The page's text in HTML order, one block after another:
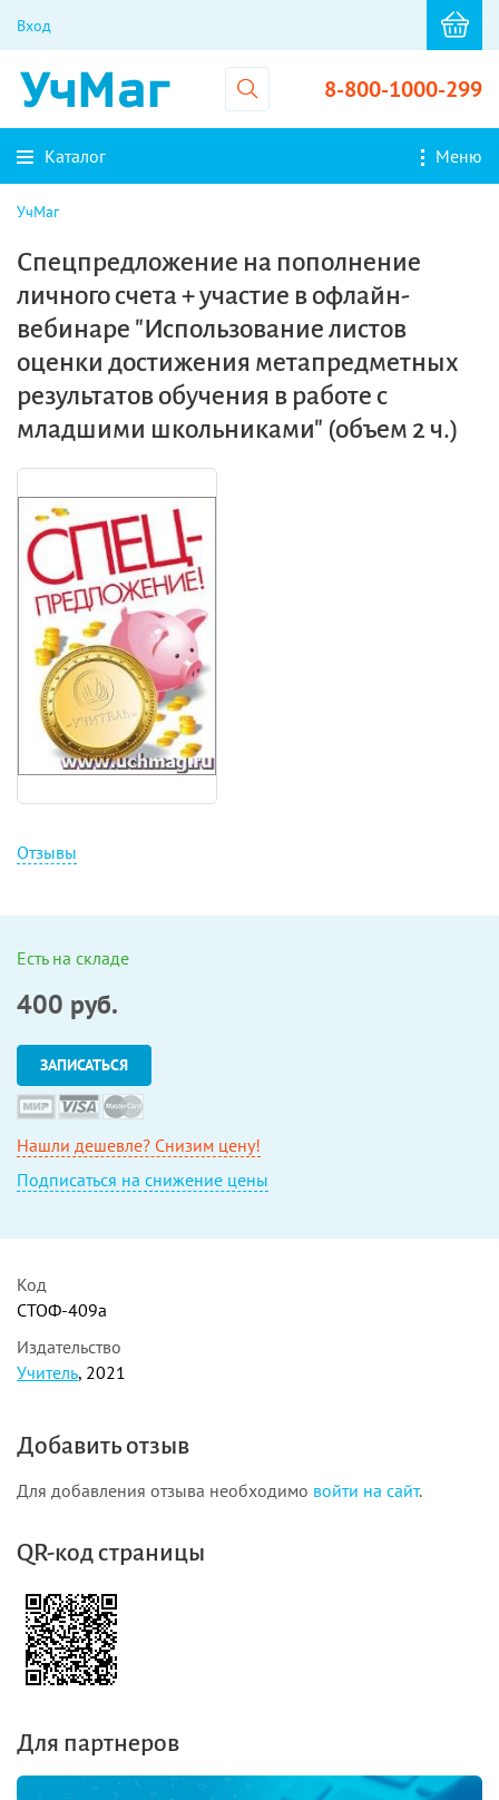
Вход
8-800-1000-299
Каталог Меню
УчМаг
Спецпредложение на пополнение
личного счета + участие в офлайн-
вебинаре "Использование листов
оценки достижения метапредметных
результатов обучения в работе с
младшими школьниками" (объем 2 ч.)
Отзывы
Есть на складе
400 руб.
ЗАПИСАТЬСЯ
Нашли дешевле? Снизим цену!
Подписаться на снижение цены
Код
СТОФ-409а
Издательство
Учитель, 2021
Добавить отзыв
Для добавления отзыва необходимо войти на сайт.
QR-код страницы
Для партнеров